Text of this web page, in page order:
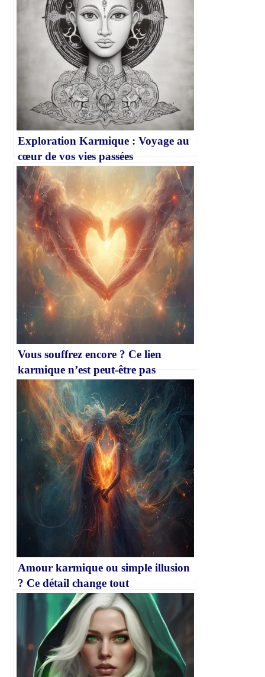
Exploration Karmique : Voyage au
cœur de vos vies passées
Vous souffrez encore ? Ce lien
karmique n’est peut-être pas
terminé…
Amour karmique ou simple illusion
? Ce détail change tout